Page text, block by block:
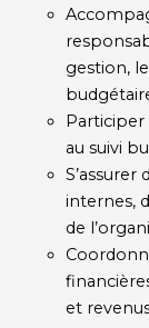
gestion,
au suivi
internes,
de
et